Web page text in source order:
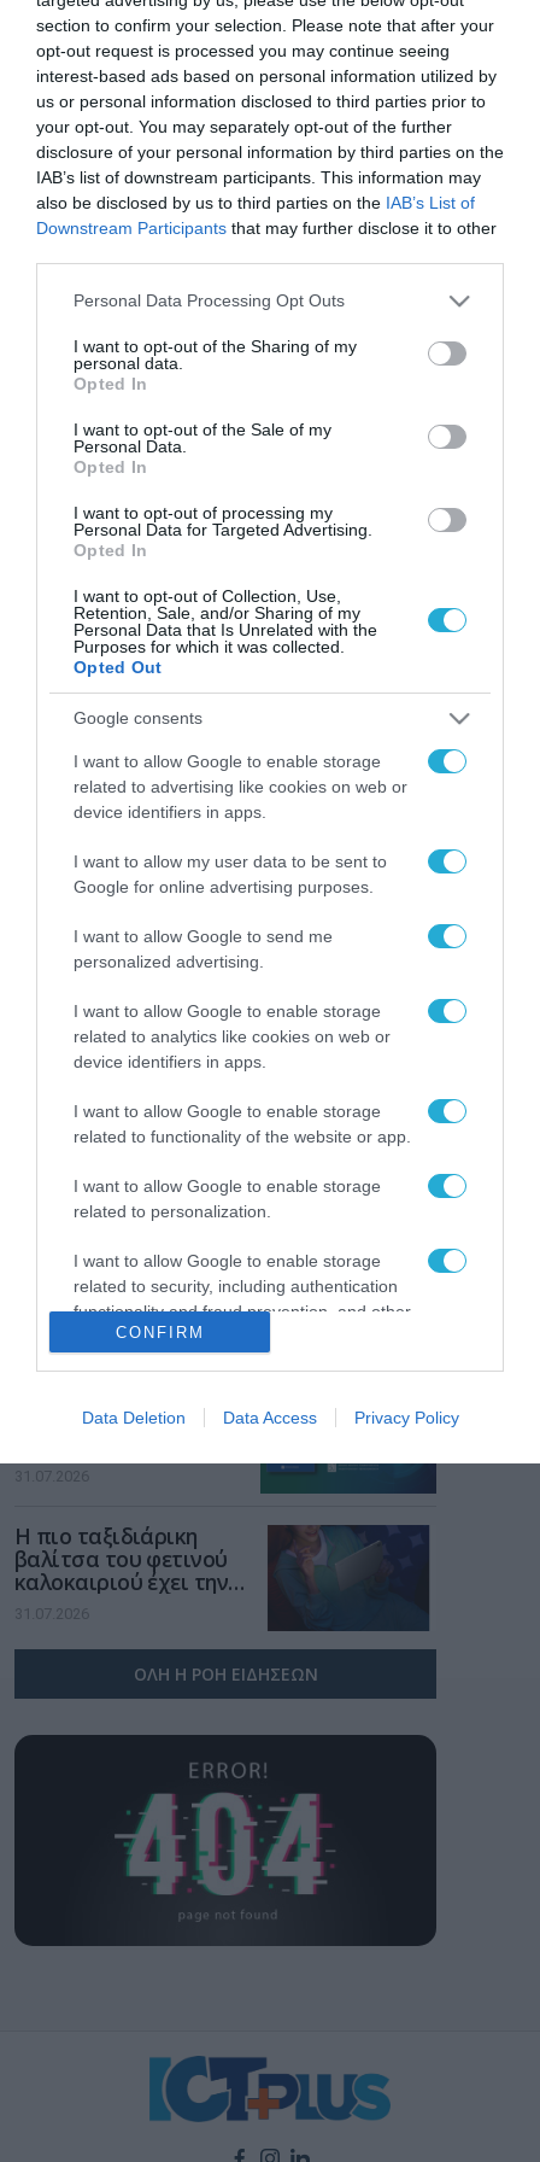
section to confirm your selection. Please note that after your
opt-out request is processed you may continue seeing
interest-based ads based on personal information utilized by
us or personal information disclosed to third parties prior to
your opt-out. You may separately opt-out of the further
disclosure of your personal information by third parties on the
IAB’s list of downstream participants. This information may
also be disclosed by us to third parties on the IAB’s List of
Downstream Participants that may further disclose it to other
Please note that this website/app uses one or more Google
not limited to your visit or usage behaviour. You may click to
grant or deny consent to Google and its third-party tags to
use your data for below specified purposes in below Google
consent section.
Personal Data Processing Opt Outs
I want to opt-out of the Sharing of my
personal data.
Opted In
I want to opt-out of the Sale of my
Personal Data.
Opted In
I want to opt-out of processing my
Personal Data for Targeted Advertising.
Opted In
I want to opt-out of Collection, Use,
Retention, Sale, and/or Sharing of my
Personal Data that Is Unrelated with the
Purposes for which it was collected.
Opted Out
Google consents
I want to allow Google to enable storage
related to advertising like cookies on web or
device identifiers in apps.
I want to allow my user data to be sent to
Google for online advertising purposes.
I want to allow Google to send me
personalized advertising.
I want to allow Google to enable storage
related to analytics like cookies on web or
device identifiers in apps.
I want to allow Google to enable storage
related to functionality of the website or app.
I want to allow Google to enable storage
related to personalization.
I want to allow Google to enable storage
related to security, including authentication
functionality and fraud prevention, and other
user protection.
CONFIRM
Data Deletion Data Access Privacy Policy
ΠΡΟΪΟΝΤΑ-ΥΠΗΡΕΣΙΕΣ
ΑΑΔΕ: Νέα υπηρεσία προς του
πολίτες από την Παρασκευή
12.09.2024
ΡΟΗ ΕΙΔΗΣΕΩΝ
από την ΕΕ έργο “The
Gaming Police”
ενισχύει την ασφάλεια
διαδίκτυο
31.07.2026
ΑΑΔΕ: Διευκρινίσεις
για τα πρόστιμα σε
αφορούν τους ΦΗΜ
Σ. Καλαφάτης: «Η
Τεχνητή Νοημοσύνη
δεν είναι απλώς μια
νέα τεχνολογία, είναι
μια νέα βιομηχανική
επανάσταση»
για τη χρηματοδότηση
επιχειρήσεων στον
χώρο της άμυνας
31.07.2026
Η πιο ταξιδιάρικη
βαλίτσα του φετινού
καλοκαιριού έχει την
υπογραφή της Xiaomi
31.07.2026
ΟΛΗ Η ΡΟΗ ΕΙΔΗΣΕΩΝ